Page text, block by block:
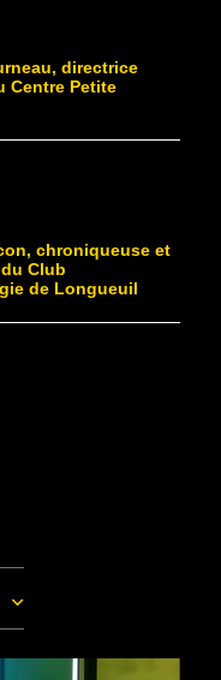
directrice
Centre Petite
chroniqueuse et
Club
de Longueuil